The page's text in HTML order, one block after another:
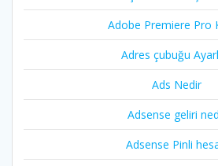
Adobe Premiere Pro
Adres çubuğu
Ads Nedir
Adsense geliri
Adsense Pinli